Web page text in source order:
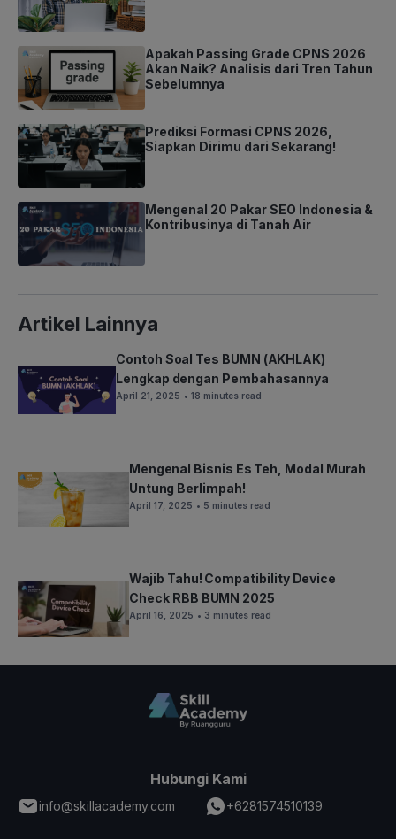
Apakah Passing Grade CPNS 2026
Akan Naik? Analisis dari Tren Tahun
Sebelumnya
Prediksi Formasi CPNS 2026,
Siapkan Dirimu dari Sekarang!
Mengenal 20 Pakar SEO Indonesia &
Kontribusinya di Tanah Air
Artikel Lainnya
Contoh Soal Tes BUMN (AKHLAK)
Lengkap dengan Pembahasannya
April 21, 2025 • 18 minutes read
Mengenal Bisnis Es Teh, Modal Murah
Untung Berlimpah!
April 17, 2025 • 5 minutes read
Wajib Tahu! Compatibility Device
Check RBB BUMN 2025
April 16, 2025 • 3 minutes read
Hubungi Kami
info@skillacademy.com +6281574510139